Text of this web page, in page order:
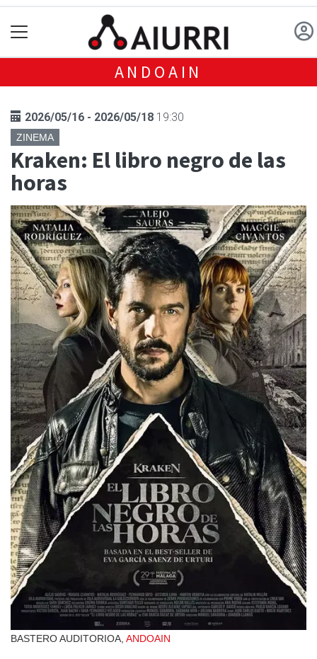
ANDOAIN
2026/05/16 - 2026/05/18 19:30
ZINEMA
Kraken: El libro negro de las
horas
BASTERO AUDITORIOA, ANDOAIN